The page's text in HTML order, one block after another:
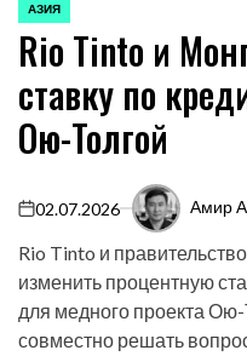
ОПУБЛИКОВАНО
В
АЗИЯ
Rio Tinto и
ставку по
Ою-Толгой
on
02.07.2026 Амир
Rio Tinto и
изменить процентную
для медного проекта
совместно решать